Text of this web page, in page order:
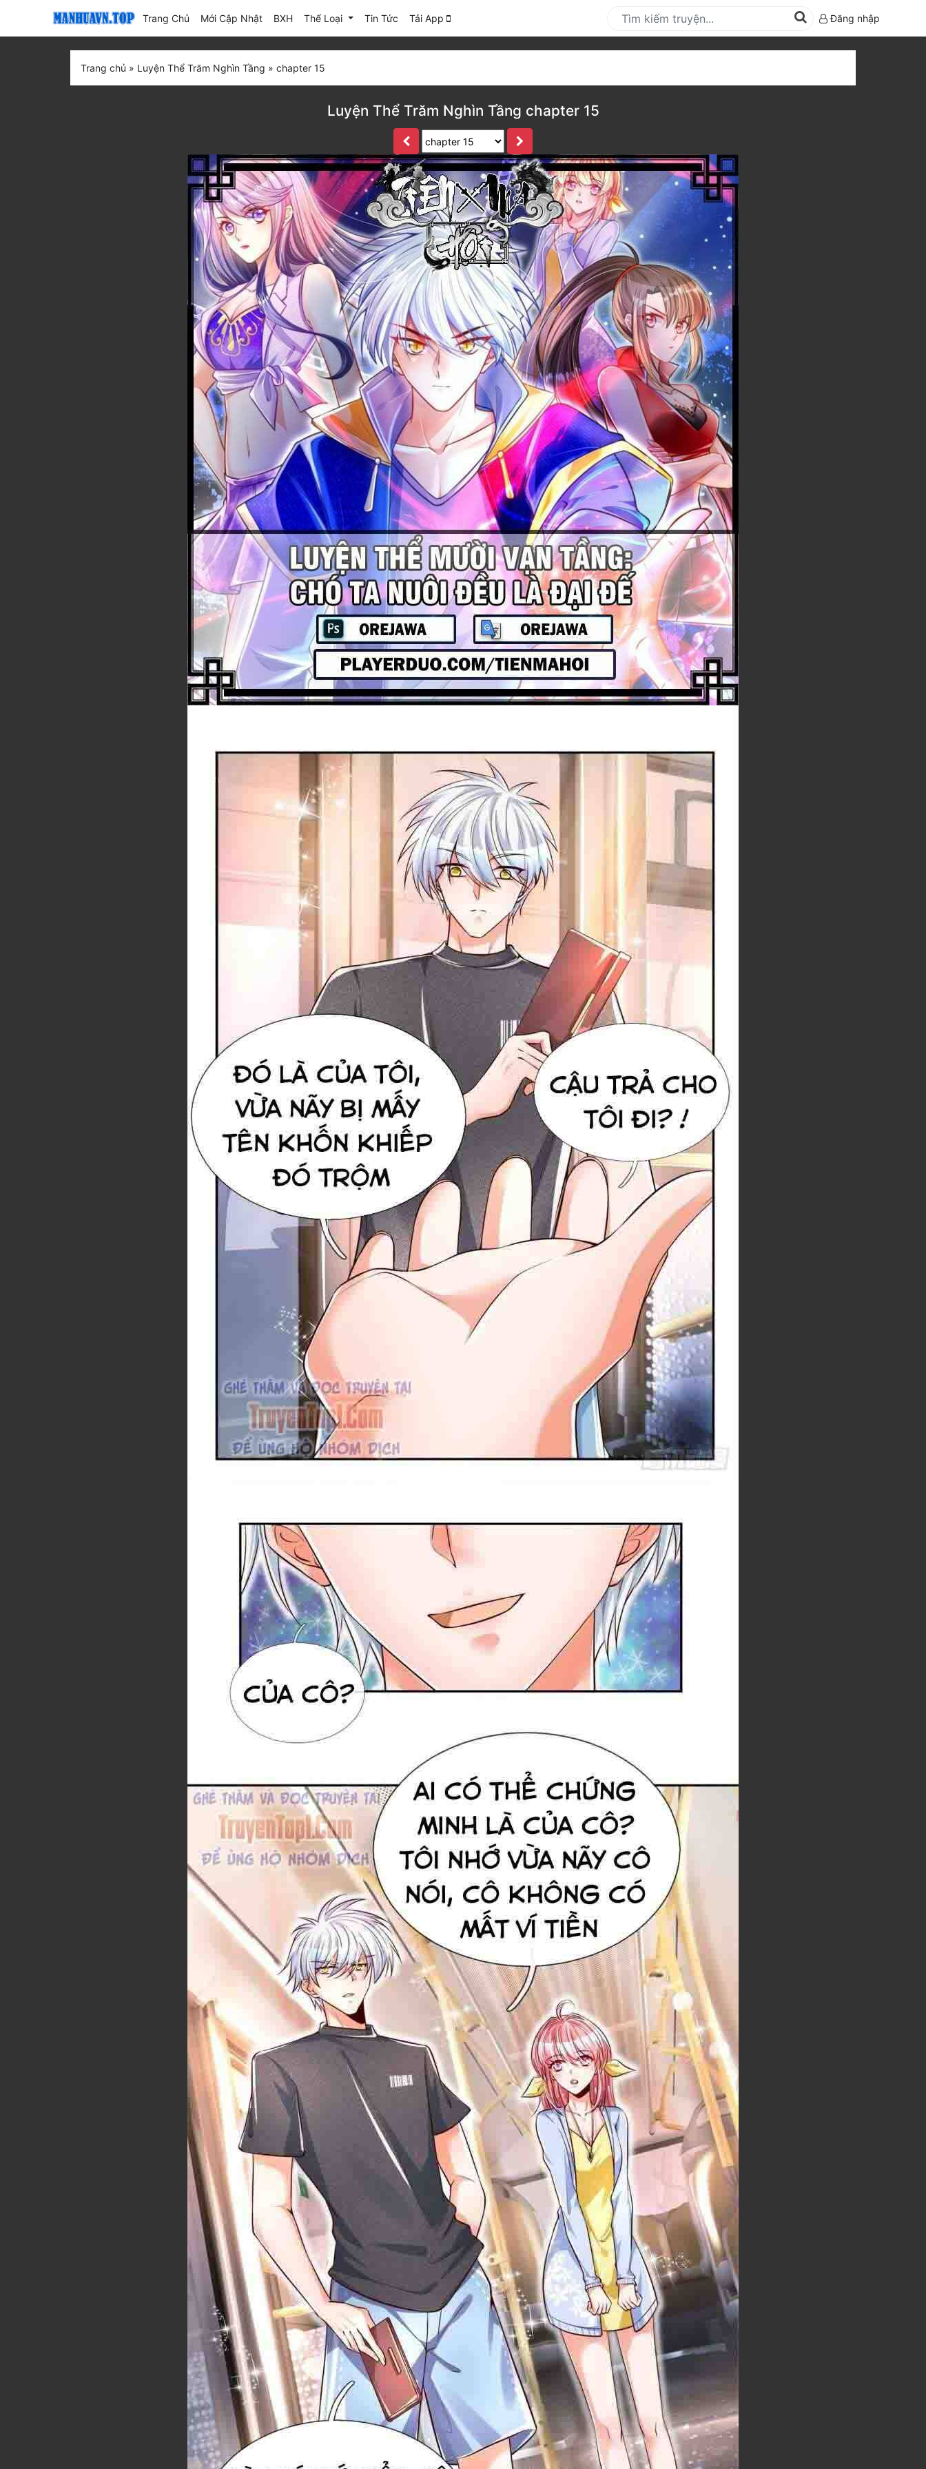
Trang Chủ Mới Cập Nhật(current)
BXH Thể Loại Tin Tức Tải App Đăng nhập
Trang chủ » Luyện Thể Trăm Nghìn Tầng » chapter 15
Luyện Thể Trăm Nghìn Tầng chapter 15